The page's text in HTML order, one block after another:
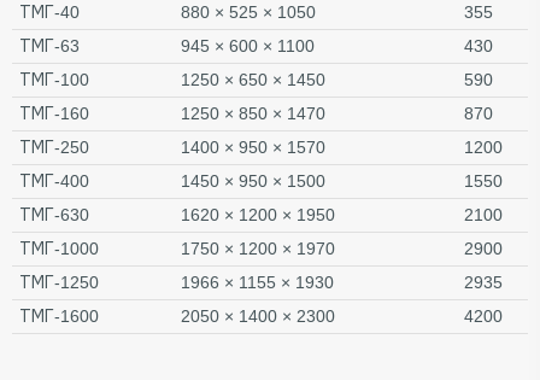
ТМГ-40
880 × 525 × 1050
355
ТМГ-63
945 × 600 × 1100
430
ТМГ-100
1250 × 650 × 1450
590
ТМГ-160
1250 × 850 × 1470
870
ТМГ-250
1400 × 950 × 1570
1200
ТМГ-400
1450 × 950 × 1500
1550
ТМГ-630
1620 × 1200 × 1950
2100
ТМГ-1000
1750 × 1200 × 1970
2900
ТМГ-1250
1966 × 1155 × 1930
2935
ТМГ-1600
2050 × 1400 × 2300 4200